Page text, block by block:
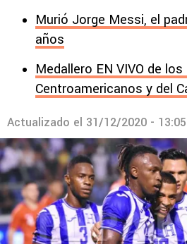
Murió Jorge Messi, el
años
Medallero EN VIVO de
Centroamericanos y del
Actualizado el 31/12/2020 -